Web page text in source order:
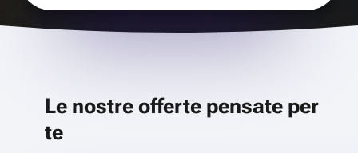
Le nostre offerte pensate per
te